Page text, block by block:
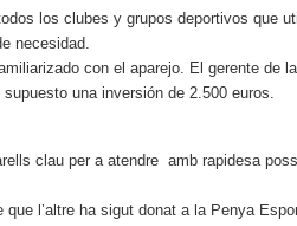
los clubes y grupos deportivos que
necesidad.
con el aparejo. El gerente de
una inversión de 2.500 euros.
clau per a atendre amb rapidesa
l’altre ha sigut donat a la Penya